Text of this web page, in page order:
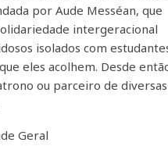
por Aude Messéan, que
intergeracional
isolados com
eles acolhem. Desde
ou parceiro de diversas
Geral